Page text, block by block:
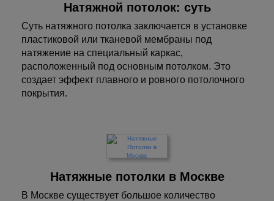
Натяжной потолок: суть
Суть натяжного потолка заключается в установке
пластиковой или тканевой мембраны под
натяжение на специальный каркас,
расположенный под основным потолком. Это
создает эффект плавного и ровного потолочного
покрытия.
Натяжные потолки в Москве
В Москве существует большое количество